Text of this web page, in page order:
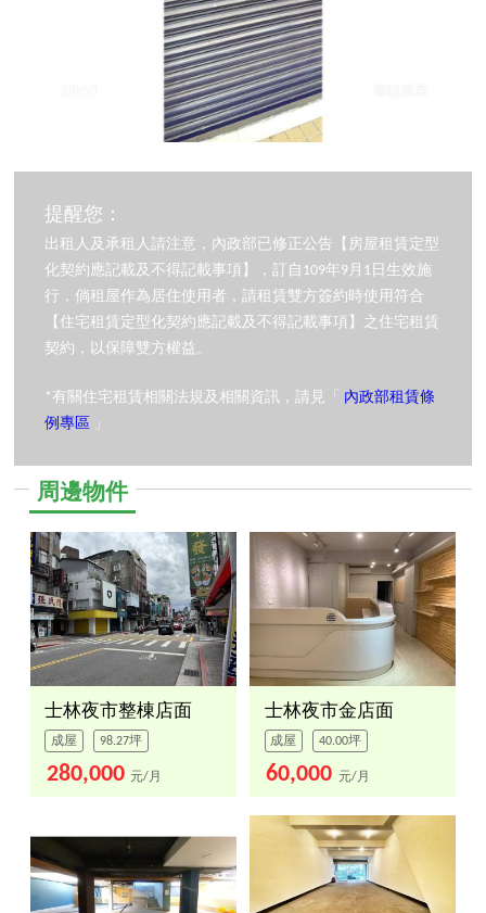
提醒您：
出租人及承租人請注意，內政部已修正公告【房屋租賃定型
化契約應記載及不得記載事項】，訂自109年9月1日生效施
行，倘租屋作為居住使用者，請租賃雙方簽約時使用符合
【住宅租賃定型化契約應記載及不得記載事項】之住宅租賃
契約，以保障雙方權益。
*有關住宅租賃相關法規及相關資訊，請見「 內政部租賃條
例專區 」
周邊物件
士林夜市整棟店面
成屋 98.27坪
280,000 元/月
士林夜市金店面
成屋 40.00坪
60,000 元/月